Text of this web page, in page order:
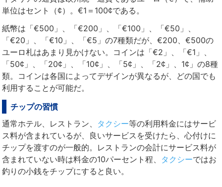
単位はセント（¢）。€1＝100¢である。
紙幣は「€500」、「€200」、「€100」、「€50」、
「€20」、「€10」、「€5」の7種類だが、€200、€500の
ユーロ札はあまり見かけない。コインは「€2」、「€1」、
「50¢」、「20¢」、「10¢」、「5¢」、「2¢」、1¢」の8種
類。コインは各国によってデザインが異なるが、どの国でも
利用することが可能だ。
チップの習慣
通常ホテル、レストラン、 タクシー等の利用料金にはサービ
ス料が含まれているが、良いサービスを受けたら、心付けに
チップを渡すのが一般的。レストランの会計にサービス料が
含まれていない時は料金の10パーセント程、 タクシーではお
釣りの小銭をチップにすると良い。